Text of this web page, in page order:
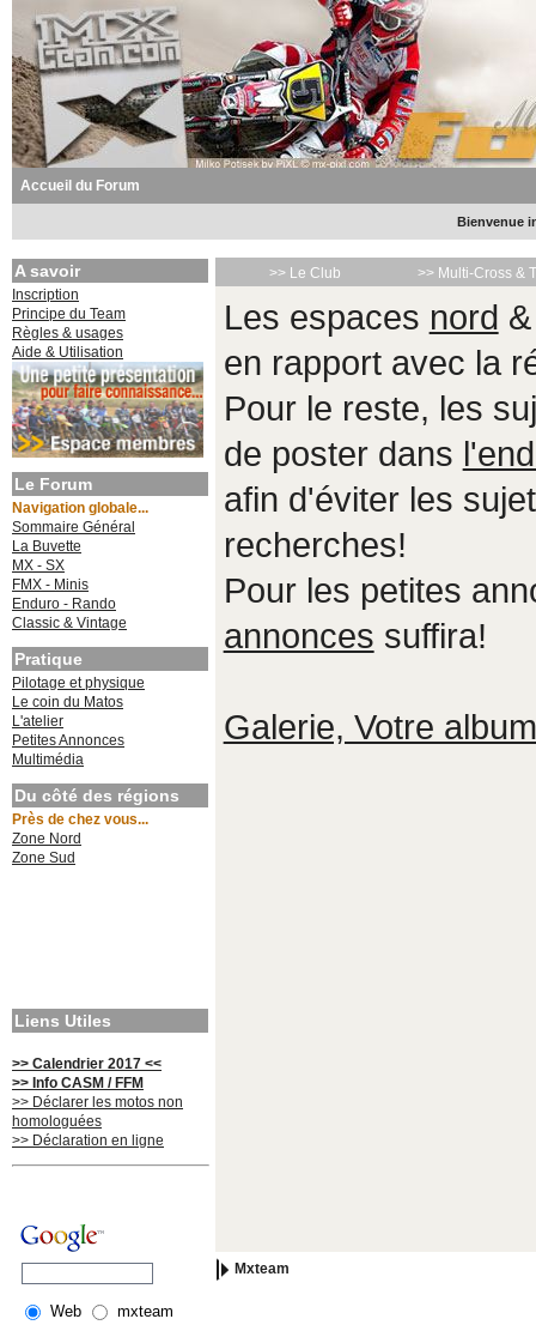
Accueil du Forum
Bienvenue
A savoir
Inscription
Principe du Team
Règles & usages
Aide & Utilisation
Le Forum
Navigation globale...
Sommaire Général
La Buvette
MX - SX
FMX - Minis
Enduro - Rando
Classic & Vintage
Pratique
Pilotage et physique
Le coin du Matos
L'atelier
Petites Annonces
Multimédia
Du côté des régions
Près de chez vous...
Zone Nord
Zone Sud
Liens Utiles
>> Calendrier 2017 <<
>> Info CASM / FFM
>> Déclarer les motos non
homologuées
>> Déclaration en ligne
Web mxteam
>> Le Club >> Multi-Cross &
Les espaces nord
en rapport avec la
Pour le reste, les
de poster dans
afin d'éviter les
recherches!
Pour les petites
annonces suffira!
Galerie, Votre
Mxteam